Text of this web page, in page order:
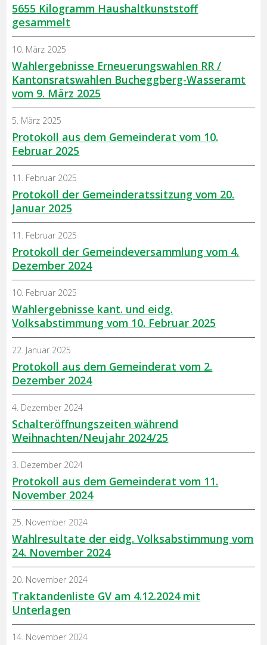
5655 Kilogramm Haushaltkunststoff
gesammelt
Wahlergebnisse Erneuerungswahlen RR /
Kantonsratswahlen Bucheggberg-Wasseramt
vom 9. März 2025
10. März 2025
Protokoll aus dem Gemeinderat vom 10.
Februar 2025
5. März 2025
Protokoll der Gemeinderatssitzung vom 20.
Januar 2025
11. Februar 2025
Protokoll der Gemeindeversammlung vom 4.
Dezember 2024
11. Februar 2025
Wahlergebnisse kant. und eidg.
Volksabstimmung vom 10. Februar 2025
10. Februar 2025
Protokoll aus dem Gemeinderat vom 2.
Dezember 2024
22. Januar 2025
Schalteröffnungszeiten während
Weihnachten/Neujahr 2024/25
4. Dezember 2024
Protokoll aus dem Gemeinderat vom 11.
November 2024
3. Dezember 2024
Wahlresultate der eidg. Volksabstimmung vom
24. November 2024
25. November 2024
Traktandenliste GV am 4.12.2024 mit
Unterlagen
20. November 2024
14. November 2024